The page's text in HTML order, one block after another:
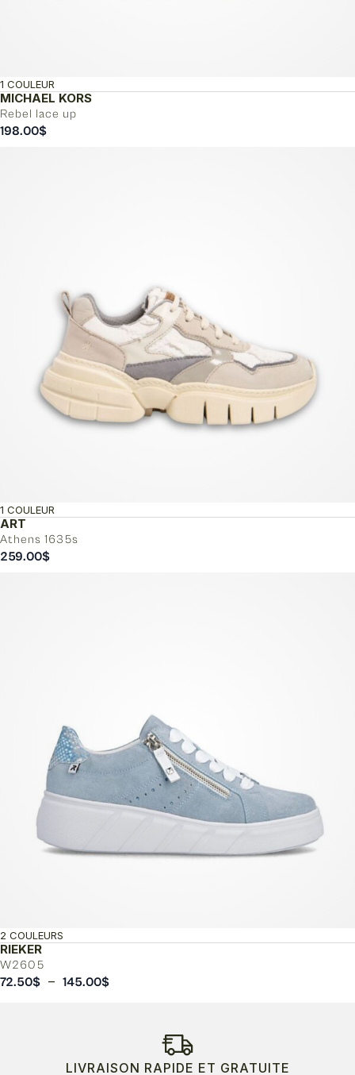
MICHAEL KORS
Rebel lace up
1 COULEUR
198.00$
ART
Athens 1635s
1 COULEUR
259.00$
RIEKER
W2605
2 COULEURS
72.50$ – 145.00$Plage
145.00$
LIVRAISON RAPIDE ET GRATUITE